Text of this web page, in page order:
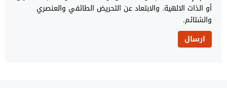
أو الذات الالهية. والابتعاد عن التحريض الطائفي والعنصري
والشتائم.